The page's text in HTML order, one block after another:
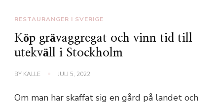
RESTAURANGER I SVERIGE
Köp grävaggregat och vinn tid till
utekväll i Stockholm
BY KALLE JULI 5, 2022
Om man har skaffat sig en gård på landet och